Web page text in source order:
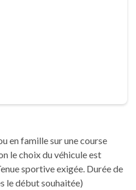
en famille sur une course
le choix du véhicule est
sportive exigée. Durée de
le début souhaitée)